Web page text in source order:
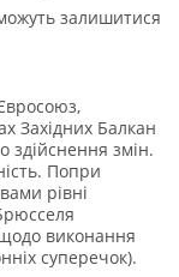
залишитися
Західних Балкан
здійснення змін.
Попри
рівні
виконання
суперечок).